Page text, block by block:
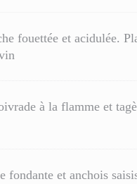
fouettée et acidulée.
à la flamme et
et anchois